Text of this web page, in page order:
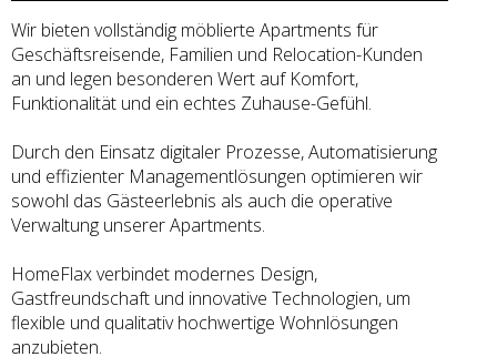
Wir bieten vollständig möblierte Apartments für
Geschäftsreisende, Familien und Relocation-Kunden
an und legen besonderen Wert auf Komfort,
Funktionalität und ein echtes Zuhause-Gefühl.
Durch den Einsatz digitaler Prozesse, Automatisierung
und effizienter Managementlösungen optimieren wir
sowohl das Gästeerlebnis als auch die operative
Verwaltung unserer Apartments.
HomeFlax verbindet modernes Design,
Gastfreundschaft und innovative Technologien, um
flexible und qualitativ hochwertige Wohnlösungen
anzubieten.